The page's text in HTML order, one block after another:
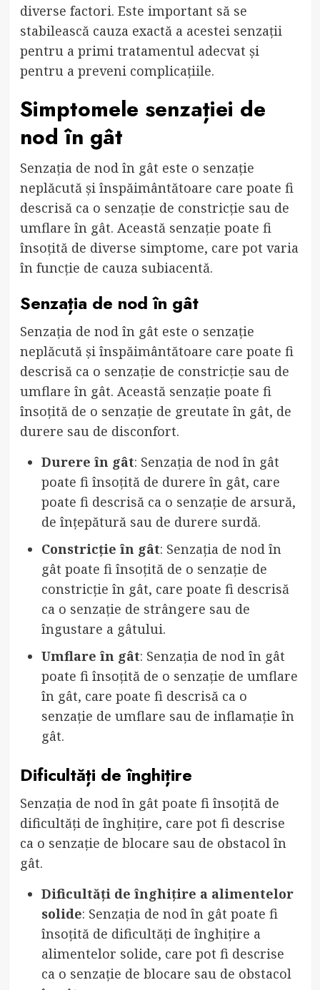
diverse factori. Este important să se
stabilească cauza exactă a acestei senzații
pentru a primi tratamentul adecvat și
pentru a preveni complicațiile.
Simptomele senzației de
nod în gât
Senzația de nod în gât este o senzație
neplăcută și înspăimântătoare care poate fi
descrisă ca o senzație de constricție sau de
umflare în gât. Această senzație poate fi
însoțită de diverse simptome, care pot varia
în funcție de cauza subiacentă.
Senzația de nod în gât
Senzația de nod în gât este o senzație
neplăcută și înspăimântătoare care poate fi
descrisă ca o senzație de constricție sau de
umflare în gât. Această senzație poate fi
însoțită de o senzație de greutate în gât, de
durere sau de disconfort.
Durere în gât: Senzația de nod în gât
poate fi însoțită de durere în gât, care
poate fi descrisă ca o senzație de arsură,
de înțepătură sau de durere surdă.
Constricție în gât: Senzația de nod în
gât poate fi însoțită de o senzație de
constricție în gât, care poate fi descrisă
ca o senzație de strângere sau de
îngustare a gâtului.
Umflare în gât: Senzația de nod în gât
poate fi însoțită de o senzație de umflare
în gât, care poate fi descrisă ca o
senzație de umflare sau de inflamație în
gât.
Dificultăți de înghițire
Senzația de nod în gât poate fi însoțită de
dificultăți de înghițire, care pot fi descrise
ca o senzație de blocare sau de obstacol în
gât.
Dificultăți de înghițire a alimentelor
solide: Senzația de nod în gât poate fi
însoțită de dificultăți de înghițire a
alimentelor solide, care pot fi descrise
ca o senzație de blocare sau de obstacol